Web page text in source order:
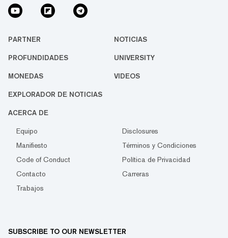
PARTNER NOTICIAS
PROFUNDIDADES UNIVERSITY
MONEDAS VIDEOS
EXPLORADOR DE NOTICIAS
ACERCA DE
Equipo
Disclosures
Manifiesto
Términos y Condiciones
Code of Conduct
Política de Privacidad
Contacto
Carreras
Trabajos
SUBSCRIBE TO OUR NEWSLETTER